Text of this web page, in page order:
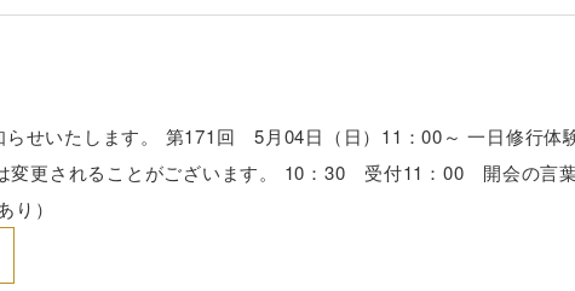
せいたします。 第171回 5月04日（日）11：00～ 一日修行体
変更されることがございます。 10：30 受付11：00 開会の
）